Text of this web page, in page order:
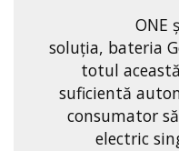
ONE
soluția, bateria
totul
suficientă
consumator
electric